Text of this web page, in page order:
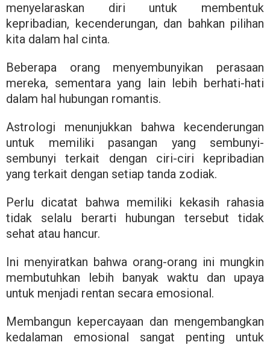
menyelaraskan diri untuk membentuk
kepribadian, kecenderungan, dan bahkan pilihan
kita dalam hal cinta.
Beberapa orang menyembunyikan perasaan
mereka, sementara yang lain lebih berhati-hati
dalam hal hubungan romantis.
Astrologi menunjukkan bahwa kecenderungan
untuk memiliki pasangan yang sembunyi-
sembunyi terkait dengan ciri-ciri kepribadian
yang terkait dengan setiap tanda zodiak.
Perlu dicatat bahwa memiliki kekasih rahasia
tidak selalu berarti hubungan tersebut tidak
sehat atau hancur.
Ini menyiratkan bahwa orang-orang ini mungkin
membutuhkan lebih banyak waktu dan upaya
untuk menjadi rentan secara emosional.
Membangun kepercayaan dan mengembangkan
kedalaman emosional sangat penting untuk